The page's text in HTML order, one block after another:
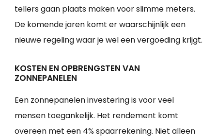
tellers gaan plaats maken voor slimme meters.
De komende jaren komt er waarschijnlijk een
nieuwe regeling waar je wel een vergoeding krijgt.
KOSTEN EN OPBRENGSTEN VAN
ZONNEPANELEN
Een zonnepanelen investering is voor veel
mensen toegankelijk. Het rendement komt
overeen met een 4% spaarrekening. Niet alleen